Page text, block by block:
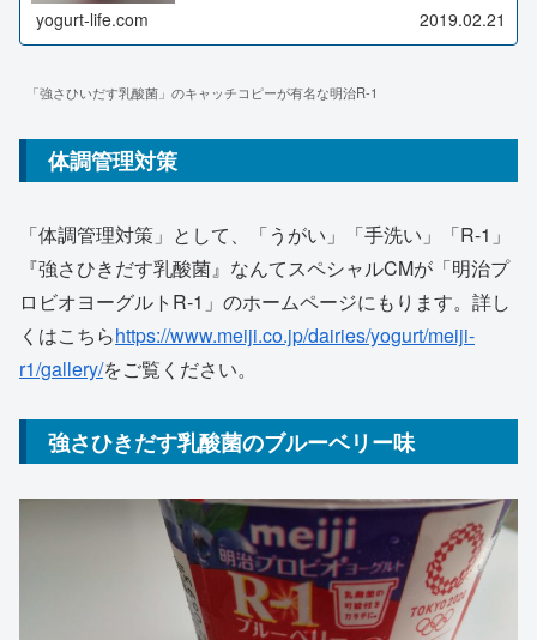
yogurt-life.com 2019.02.21
「強さひいだす乳酸菌」のキャッチコピーが有名な明治R-1
体調管理対策
「体調管理対策」として、「うがい」「手洗い」「R-1」
『強さひきだす乳酸菌』なんてスペシャルCMが「明治プ
ロビオヨーグルトR-1」のホームページにもります。詳し
くはこちらhttps://www.meiji.co.jp/dairies/yogurt/meiji-
r1/gallery/をご覧ください。
強さひきだす乳酸菌のブルーベリー味